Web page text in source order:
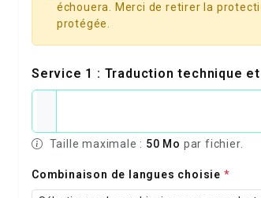
échouera. Merci de retirer la
protégée.
Service 1 : Traduction technique
Taille maximale : 50 Mo par fichier.
Combinaison de langues choisie *